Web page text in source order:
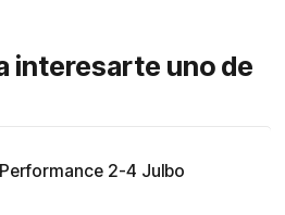
interesarte uno de
2-4 Julbo